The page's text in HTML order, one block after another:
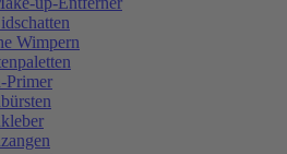
Wimpern
Primer